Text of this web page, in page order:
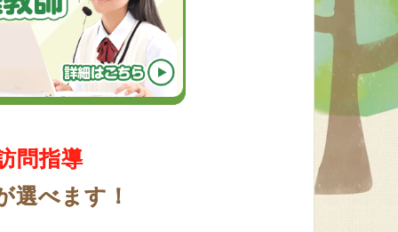
問指導
選べます！